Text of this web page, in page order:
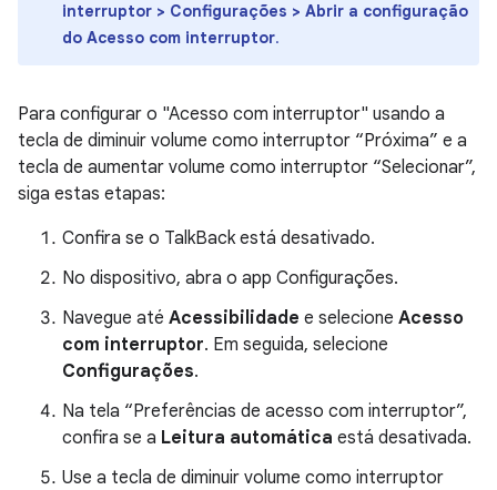
interruptor > Configurações > Abrir a configuração
do Acesso com interruptor.
Para configurar o "Acesso com interruptor" usando a
tecla de diminuir volume como interruptor “Próxima” e a
tecla de aumentar volume como interruptor “Selecionar”,
siga estas etapas:
Confira se o TalkBack está desativado.
No dispositivo, abra o app Configurações.
Navegue até Acessibilidade e selecione Acesso
com interruptor. Em seguida, selecione
Configurações.
Na tela “Preferências de acesso com interruptor”,
confira se a Leitura automática está desativada.
Use a tecla de diminuir volume como interruptor